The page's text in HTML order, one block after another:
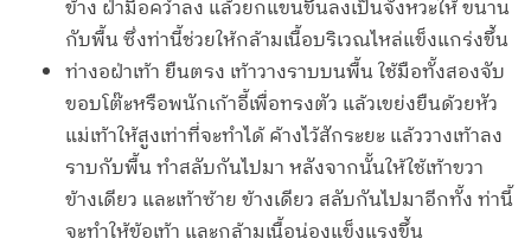
ข้าง ฝ่ามือคว่ำลง แล้วยกแขนขึ้นลงเป็นจังหวะให้ ขนาน
กับพื้น ซึ่งท่านี้ช่วยให้กล้ามเนื้อบริเวณไหล่แข็งแกร่งขึ้น
ท่างอฝ่าเท้า ยืนตรง เท้าวางราบบนพื้น ใช้มือทั้งสองจับ
ขอบโต๊ะหรือพนักเก้าอี้เพื่อทรงตัว แล้วเขย่งยืนด้วยหัว
แม่เท้าให้สูงเท่าที่จะทำได้ ค้างไว้สักระยะ แล้ววางเท้าลง
ราบกับพื้น ทำสลับกันไปมา หลังจากนั้นให้ใช้เท้าขวา
ข้างเดียว และเท้าซ้าย ข้างเดียว สลับกันไปมาอีกทั้ง ท่านี้
จะทำให้ข้อเท้า และกล้ามเนื้อน่องแข็งแรงขึ้น